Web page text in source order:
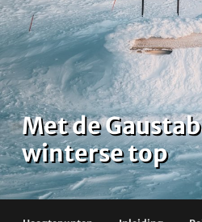
Met de
winterse top